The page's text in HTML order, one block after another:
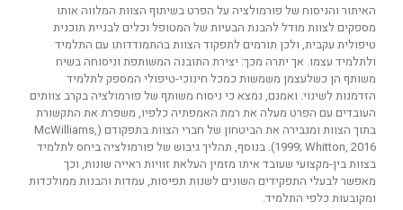
האיתור והניסוח של פורמולציה על הפרט בשיתוף הצוות המלווה אותו
מספקים לצוות מודל להבנת הבעיות של המטופל וכלים לבניית תוכנית
טיפולית עקבית, ולכן תורמים לתפקוד הצוות בהתמודדותו עם התלמיד
ולתלמיד עצמו. אך יתרה מכך: יצירת התובנה המשותפת וניסוחה בשיח
משותף הן כשלעצמן משמשות כמכל חינוכי-טיפולי המספק לתלמיד
הזדמנות לשינוי. ואמנם, נמצא כי ניסוח משותף של פורמולציה בקרב צוותים
העובדים עם הפרט מעלה את רמת האמפתיה כלפיו, משפרת את התקשורת
בתוך הצוות ומגבירה את הביטחון של חברי הצוות בתפקודם (McWilliams,
1999; Whitton, 2016). בנוסף, תהליך גיבוש של פורמולציה ביחס לתלמיד
בצוות בין-מקצועי שעובד איתו מזמין העלאת זוויות ראייה שונות, וכך
מאפשר לבעלי התפקידים השונים לשנות תפיסות, עמדות והבנות ממולכדות
ומקובעות כלפי התלמיד.